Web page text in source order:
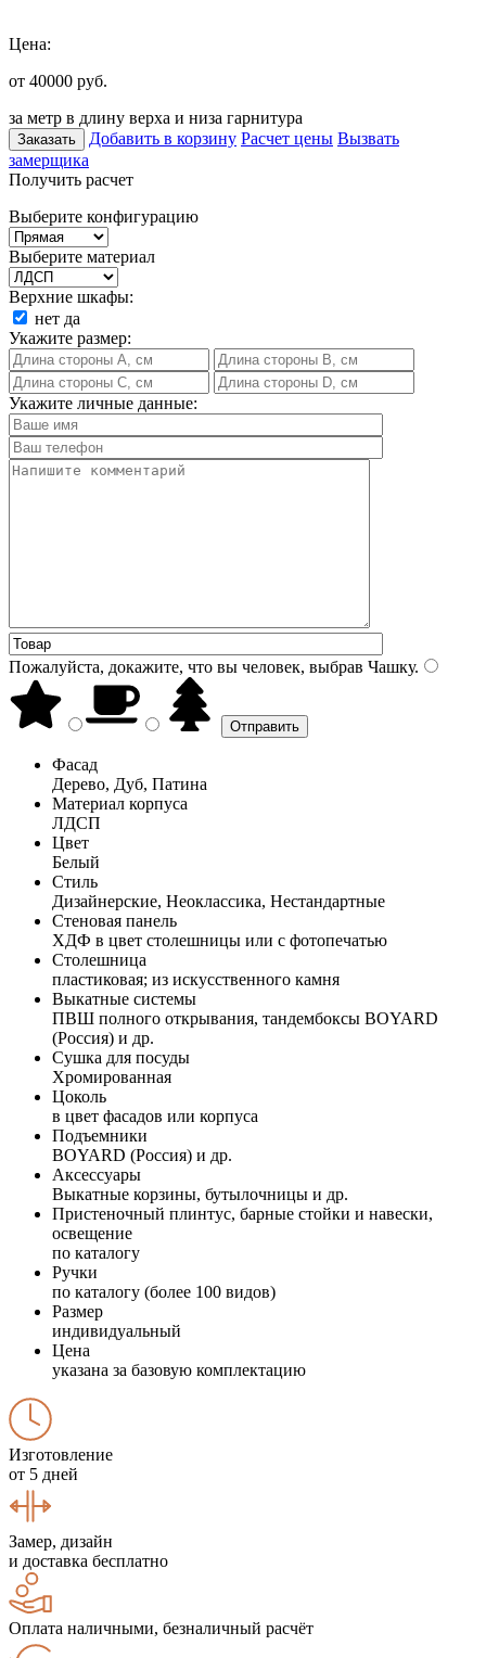
Цена:
от 40000 руб.
за метр в длину верха и низа гарнитура
Заказать Добавить в корзину Расчет цены Вызвать
замерщика
Получить расчет
Выберите конфигурацию
Выберите материал
Верхние шкафы:
нет да
Укажите размер:
Укажите личные данные:
Пожалуйста, докажите, что вы человек, выбрав Чашку.
Фасад
Дерево, Дуб, Патина
Материал корпуса
ЛДСП
Цвет
Белый
Стиль
Дизайнерские, Неоклассика, Нестандартные
Стеновая панель
ХДФ в цвет столешницы или с фотопечатью
Столешница
пластиковая; из искусственного камня
Выкатные системы
ПВШ полного открывания, тандембоксы BOYARD
(Россия) и др.
Сушка для посуды
Хромированная
Цоколь
в цвет фасадов или корпуса
Подъемники
BOYARD (Россия) и др.
Аксессуары
Выкатные корзины, бутылочницы и др.
Пристеночный плинтус, барные стойки и навески,
освещение
по каталогу
Ручки
по каталогу (более 100 видов)
Размер
индивидуальный
Цена
указана за базовую комплектацию
Изготовление
от 5 дней
Замер, дизайн
и доставка бесплатно
Оплата наличными, безналичный расчёт